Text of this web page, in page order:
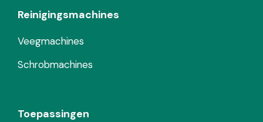
Reinigingsmachines
Veegmachines
Schrobmachines
Toepassingen